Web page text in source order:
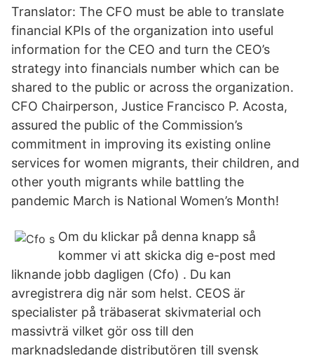
Translator: The CFO must be able to translate
financial KPIs of the organization into useful
information for the CEO and turn the CEO’s
strategy into financials number which can be
shared to the public or across the organization.
CFO Chairperson, Justice Francisco P. Acosta,
assured the public of the Commission’s
commitment in improving its existing online
services for women migrants, their children, and
other youth migrants while battling the
pandemic March is National Women’s Month!
Om du klickar på denna knapp så
kommer vi att skicka dig e-post med
liknande jobb dagligen (Cfo) . Du kan
avregistrera dig när som helst. CEOS är
specialister på träbaserat skivmaterial och
massivträ vilket gör oss till den
marknadsledande distributören till svensk